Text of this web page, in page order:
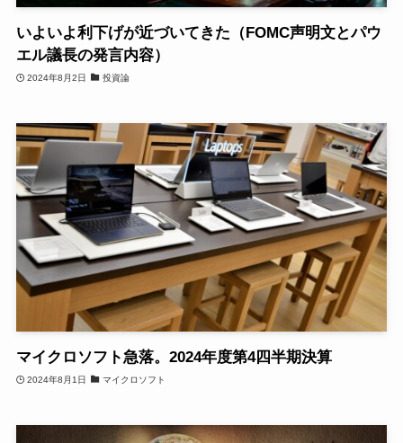
いよいよ利下げが近づいてきた（FOMC声明文とパウ
エル議長の発言内容）
2024年8月2日 投資論
マイクロソフト急落。2024年度第4四半期決算
2024年8月1日 マイクロソフト